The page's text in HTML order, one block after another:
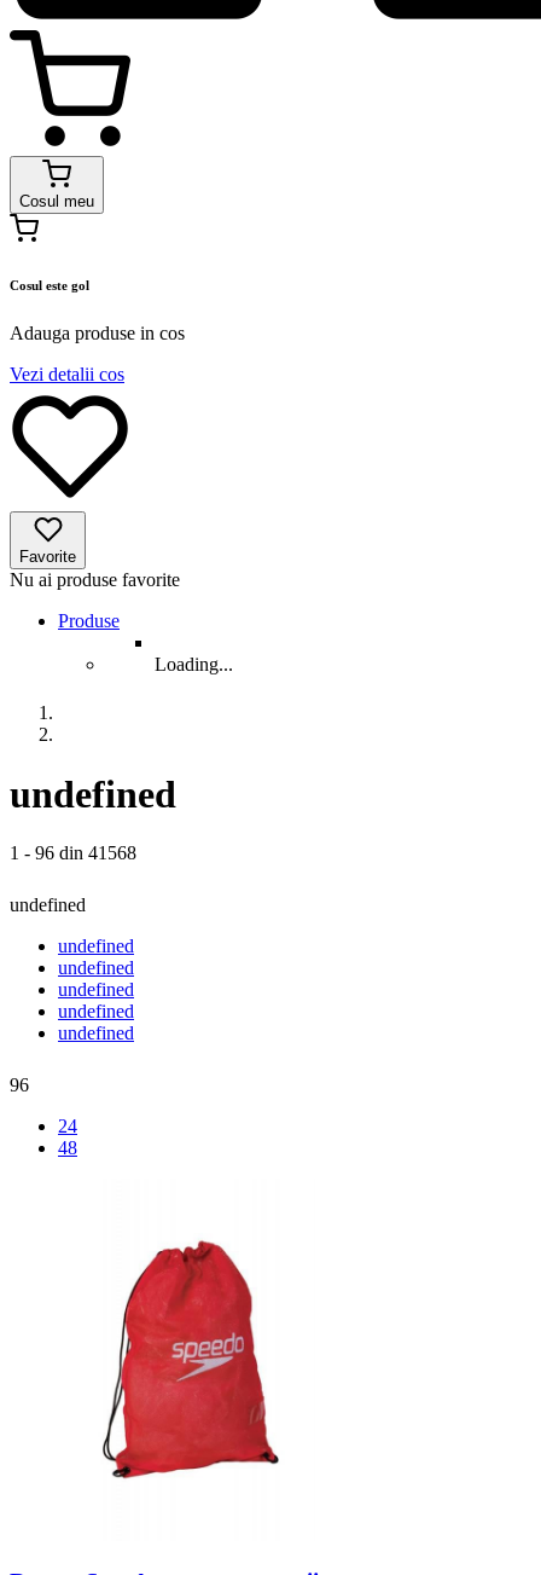
Cosul meu
Cosul este gol
Adauga produse in cos
Vezi detalii cos
Favorite
Nu ai produse favorite
Produse
Loading...
undefined
1 - 96 din 41568
undefined
undefined
undefined
undefined
undefined
undefined
96
24
48